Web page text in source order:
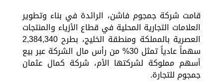
قامت شركة جمجوم فاشن، الرائدة في بناء وتطوير
العلامات التجارية المحلية في قطاع الأزياء والمنتجات
العصرية بالمملكة ومنطقة الخليج، بطرح 2,384,340
سهماً عادياً تمثل 30% من رأس مال الشركة عبر بيع
أسهم مملوكة لشركتها الأم، شركة كمال عثمان
جمجوم للتجارة.